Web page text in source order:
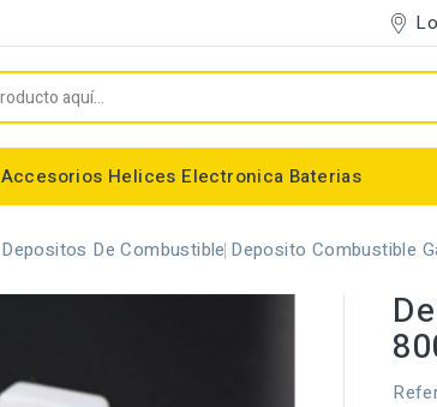
Accesorios Helices Electronica Baterias
Depositos De Combustible Deposito Combustible